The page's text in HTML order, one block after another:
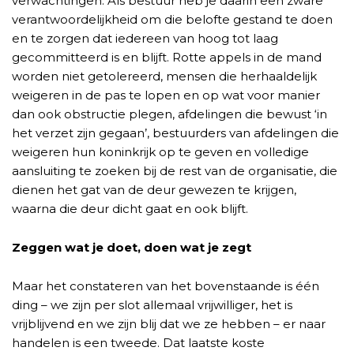
verantwoordelijkheid om die belofte gestand te doen
en te zorgen dat iedereen van hoog tot laag
gecommitteerd is en blijft. Rotte appels in de mand
worden niet getolereerd, mensen die herhaaldelijk
weigeren in de pas te lopen en op wat voor manier
dan ook obstructie plegen, afdelingen die bewust ‘in
het verzet zijn gegaan’, bestuurders van afdelingen die
weigeren hun koninkrijk op te geven en volledige
aansluiting te zoeken bij de rest van de organisatie, die
dienen het gat van de deur gewezen te krijgen,
waarna die deur dicht gaat en ook blijft.
Zeggen wat je doet, doen wat je zegt
Maar het constateren van het bovenstaande is één
ding – we zijn per slot allemaal vrijwilliger, het is
vrijblijvend en we zijn blij dat we ze hebben – er naar
handelen is een tweede. Dat laatste koste